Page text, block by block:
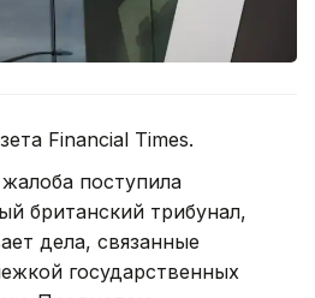
Financial Times.
поступила
британский трибунал,
дела, связанные
государственных